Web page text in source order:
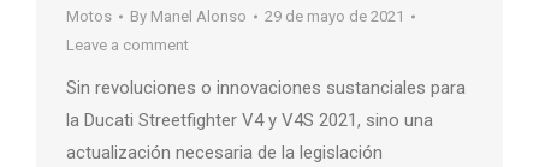
Motos By Manel Alonso
29 de mayo de 2021
Leave a comment
Sin revoluciones o innovaciones sustanciales para
la Ducati Streetfighter V4 y V4S 2021, sino una
actualización necesaria de la legislación